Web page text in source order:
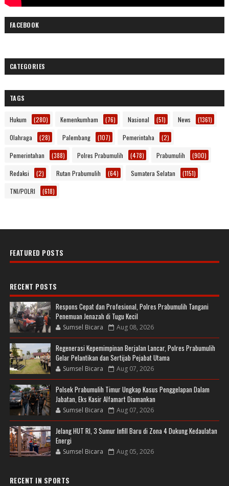
FACEBOOK
CATEGORIES
TAGS
Hukum (280) Kemenkumham (76) Nasional (51) News (1361)
Olahraga (28) Palembang (107) Pemerintaha (2)
Pemerintahan (388) Polres Prabumulih (478) Prabumulih (900)
Redaksi (2) Rutan Prabumulih (64) Sumatera Selatan (1151)
TNI/POLRI (618)
FEATURED POSTS
RECENT POSTS
Respons Cepat dan Profesional, Polres Prabumulih Tangani
Penemuan Jenazah di Tugu Kecil
Sumsel Bicara Aug 08, 2026
Regenerasi Kepemimpinan Berjalan Lancar, Polres Prabumulih
Gelar Pelantikan dan Sertijab Pejabat Utama
Sumsel Bicara Aug 07, 2026
Polsek Prabumulih Timur Ungkap Kasus Penggelapan Dalam
Jabatan, Eks Kasir Alfamart Diamankan
Sumsel Bicara Aug 07, 2026
Jelang HUT RI, 3 Sumur Infill Baru di Zona 4 Dukung Kedaulatan
Energi
Sumsel Bicara Aug 05, 2026
RECENT IN SPORTS